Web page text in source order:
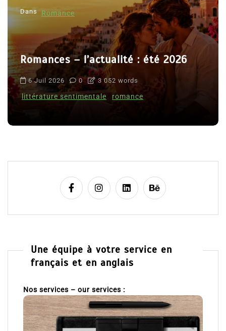
Dans Romance
Romances – l’actualité : été 2026
6 Juil 2026 0 3 052 words
littérature sentimentale romance
Une équipe à votre service en
français et en anglais
Nos services – our services :